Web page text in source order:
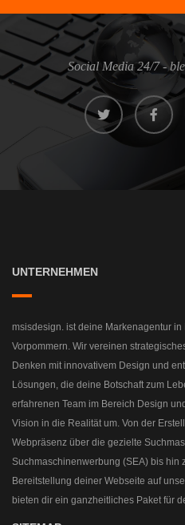
Social Media 24/7 -
UNTERNEHMEN
msisdesign. ist deine Markenagentur
Vorpommern. Wir vereinen
Denken mit innovativem Design und
Lösungen, die deine Botschaft zum
erfahrenen Team im Bereich Design
Vision in die Realität um. Von der
Webpräsenz über die gezielte
Suchmaschinenwerbung (SEA) bis hin
Bereitstellung deiner Webseite auf
bieten dir ein ganzheitliches Paket für